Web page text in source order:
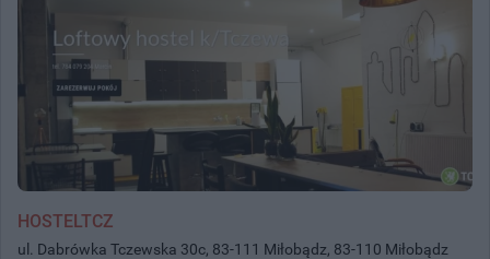
HOSTELTCZ
ul. Dabrówka Tczewska 30c, 83-111 Miłobądz, 83-110 Miłobądz